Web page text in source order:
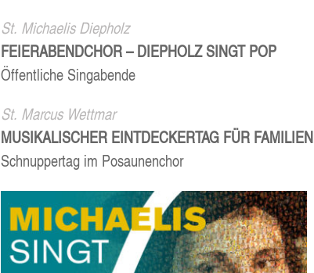
St. Michae­lis Diep­holz
FEI­ER­ABEND­CHOR – DIEP­HOLZ SINGT POP
Öffent­li­che Singabende
St. Mar­cus Wett­mar
MUSI­KA­LI­SCHER EINT­DE­CKER­TAG FÜR FAMI­LI­EN
Schnup­per­tag im Posaunenchor